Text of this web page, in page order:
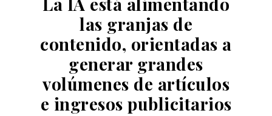
las granjas de
contenido, orientadas a
generar grandes
volúmenes de artículos
e ingresos publicitarios